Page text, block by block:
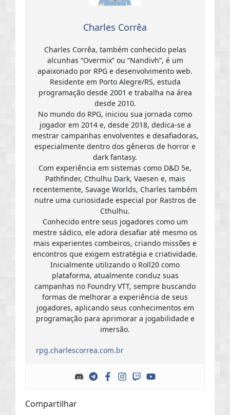
Charles Corrêa
Charles Corrêa, também conhecido pelas
alcunhas “Overmix” ou “Nandivh”, é um
apaixonado por RPG e desenvolvimento web.
Residente em Porto Alegre/RS, estuda
programação desde 2001 e trabalha na área
desde 2010.
No mundo do RPG, iniciou sua jornada como
jogador em 2014 e, desde 2018, dedica-se a
mestrar campanhas envolventes e desafiadoras,
especialmente dentro dos gêneros de horror e
dark fantasy.
Com experiência em sistemas como D&D 5e,
Pathfinder, Cthulhu Dark, Vaesen e, mais
recentemente, Savage Worlds, Charles também
nutre uma curiosidade especial por Rastros de
Cthulhu.
Conhecido entre seus jogadores como um
mestre sádico, ele adora desafiar até mesmo os
mais experientes combeiros, criando missões e
encontros que exigem estratégia e criatividade.
Inicialmente utilizando o Roll20 como
plataforma, atualmente conduz suas
campanhas no Foundry VTT, sempre buscando
formas de melhorar a experiência de seus
jogadores, aplicando seus conhecimentos em
programação para aprimorar a jogabilidade e
imersão.
rpg.charlescorrea.com.br
Compartilhar